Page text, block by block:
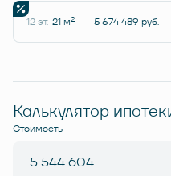
12 эт. 21 м2 5 674 489 руб.
Калькулятор
Стоимость